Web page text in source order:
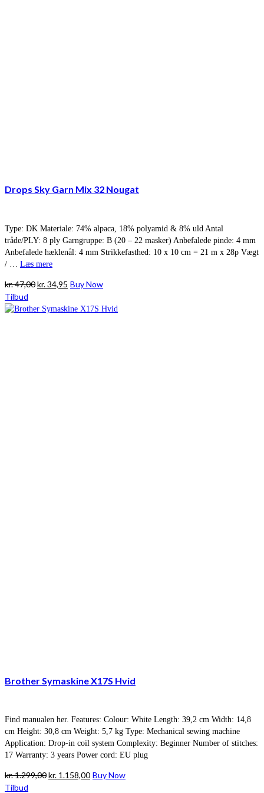
Drops Sky Garn Mix 32 Nougat
Type: DK Materiale: 74% alpaca, 18% polyamid & 8% uld Antal
tråde/PLY: 8 ply Garngruppe: B (20 – 22 masker) Anbefalede pinde: 4 mm
Anbefalede hæklenål: 4 mm Strikkefasthed: 10 x 10 cm = 21 m x 28p Vægt
/ … Læs mere
kr.47,00Den
pris
kr.34,95 Den
pris
Buy Now
Tilbud
Brother Symaskine X17S Hvid
Find manualen her. Features: Colour: White Length: 39,2 cm Width: 14,8
cm Height: 30,8 cm Weight: 5,7 kg Type: Mechanical sewing machine
Application: Drop-in coil system Complexity: Beginner Number of stitches:
17 Warranty: 3 years Power cord: EU plug
kr.1.299,00Den
kr. 1.158,00Den
Buy Now
Tilbud